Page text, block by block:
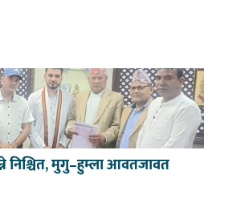
निश्चित, मुगु–हुम्ला आवतजावत